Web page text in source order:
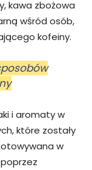
kawa zbożowa
wśród osób,
kofeiny.
i aromaty w
które zostały
w